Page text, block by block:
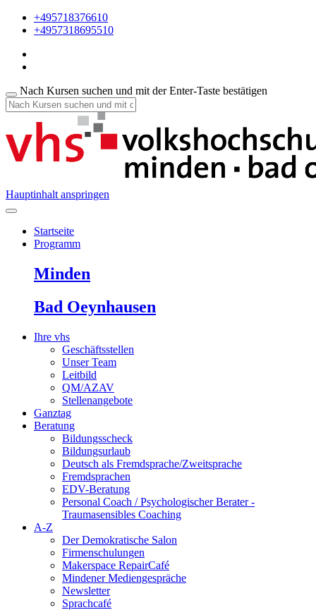
+495718376610
+4957318695510
Nach Kursen suchen und mit der Enter-Taste bestätigen
Hauptinhalt anspringen
Startseite
Programm
Minden
Bad Oeynhausen
Ihre vhs
Geschäftsstellen
Unser Team
Leitbild
QM/AZAV
Stellenangebote
Ganztag
Beratung
Bildungsscheck
Bildungsurlaub
Deutsch als Fremdsprache/Zweitsprache
Fremdsprachen
EDV-Beratung
Personal Coach / Psychologischer Berater -
Traumasensibles Coaching
A-Z
Der Demokratische Salon
Firmenschulungen
Makerspace RepairCafé
Mindener Mediengespräche
Newsletter
Sprachcafé